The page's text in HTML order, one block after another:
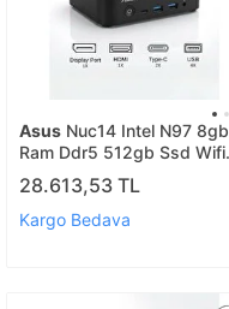
Asus Nuc14 Intel N97 8gb
Ram Ddr5 512gb Ssd Wifi
6e 2.5g Lan Vesa Win11pro
Mini Pc Nuc14mnk97 A10
28.613,53 TL
Kargo Bedava